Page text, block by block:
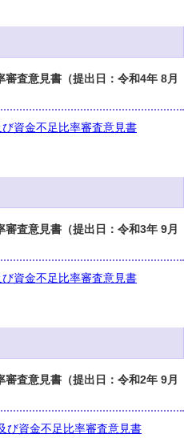
査意見書（提出日：令和4年 8月
資金不足比率審査意見書
査意見書（提出日：令和3年 9月
資金不足比率審査意見書
査意見書（提出日：令和2年 9月
び資金不足比率審査意見書